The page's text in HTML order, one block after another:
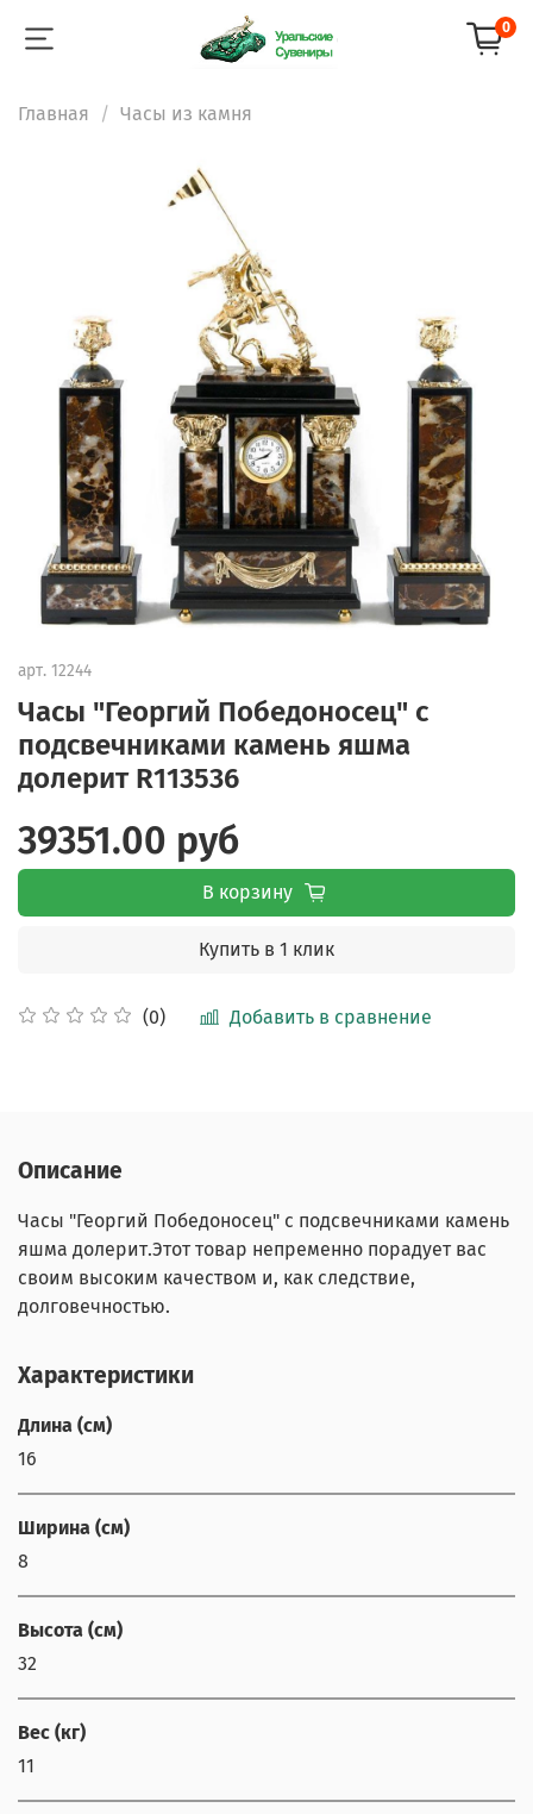
0
Главная Часы из камня
арт. 12244
Часы "Георгий Победоносец" с
подсвечниками камень яшма
долерит R113536
(0) Добавить в сравнение
39351.00 руб
В корзину
Купить в 1 клик
Описание
Часы "Георгий Победоносец" с подсвечниками камень
яшма долерит.Этот товар непременно порадует вас
своим высоким качеством и, как следствие,
долговечностью.
Характеристики
Длина (см)
16
Ширина (см)
8
Высота (см)
32
Вес (кг)
11